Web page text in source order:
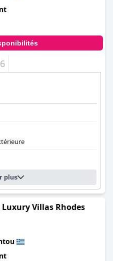
plus
Villas Rhodes